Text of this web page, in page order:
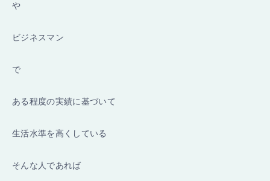
や
ビジネスマン
で
ある程度の実績に基づいて
生活水準を高くしている
そんな人であれば